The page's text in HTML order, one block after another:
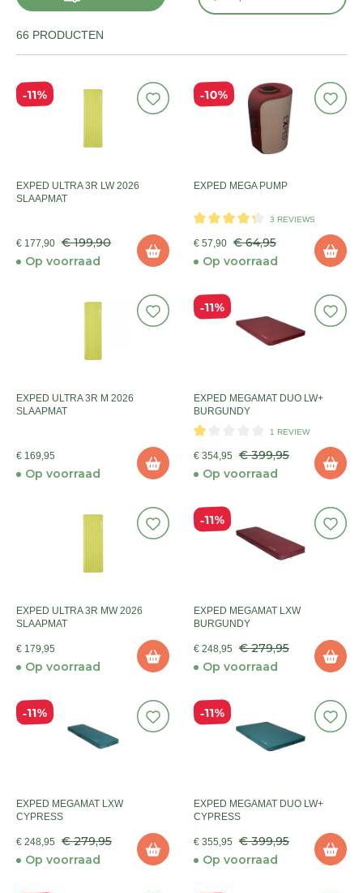
66 PRODUCTEN
11%
EXPED ULTRA 3R LW 2026
SLAAPMAT
€ 177,90 € 199,90
Op voorraad
10%
EXPED MEGA PUMP
3 REVIEWS
€ 57,90 € 64,95
Op voorraad
EXPED ULTRA 3R M 2026
SLAAPMAT
€ 169,95
Op voorraad
11%
EXPED MEGAMAT DUO LW+
BURGUNDY
1 REVIEW
€ 354,95
€ 399,95
Op voorraad
EXPED ULTRA 3R MW 2026
SLAAPMAT
€ 179,95
Op voorraad
11%
EXPED MEGAMAT LXW
BURGUNDY
€ 248,95
€ 279,95
Op voorraad
11%
EXPED MEGAMAT LXW
CYPRESS
€ 248,95
€ 279,95
Op voorraad
11%
EXPED MEGAMAT DUO LW+
CYPRESS
€ 355,95
€ 399,95
Op voorraad